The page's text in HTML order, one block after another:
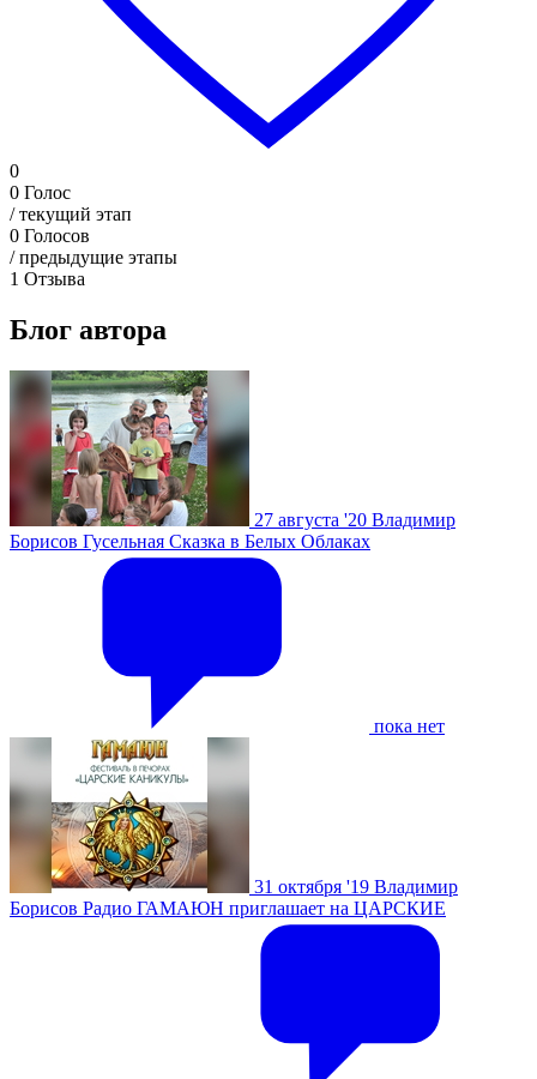
0
0 Голос
/ текущий этап
0 Голосов
/ предыдущие этапы
1 Отзыва
Блог автора
27 августа '20 Владимир
Борисов Гусельная Сказка в Белых Облаках
пока нет
31 октября '19 Владимир
Борисов Радио ГАМАЮН приглашает на ЦАРСКИЕ